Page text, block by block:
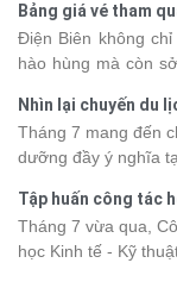
khác nhau, khiến
dưới đây sẽ cập
2026 từ 3 - 6 sao,
trình phù hợp với
Bảng giá vé tham
2026
Điện Biên không
hào hùng mà còn
phá vùng đất này,
động hơn trong lịch
khảo bảng giá vé
năm 2026 ngay dưới
Nhìn lại chuyến du
Hưng 2026
Tháng 7 mang đến
dưỡng đầy ý nghĩa
kết, sẻ chia và lưu
nhìn lại chuyến đi
quên.
Tập huấn công tác
Đồ Sơn
Tháng 7 vừa qua,
học Kinh tế - Kỹ